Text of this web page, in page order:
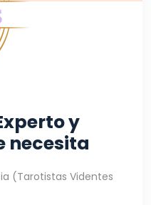
y
necesita
(Tarotistas Videntes